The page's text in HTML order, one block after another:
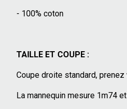
- 100% coton
TAILLE ET COUPE :
Coupe droite standard,
La mannequin mesure 1m74